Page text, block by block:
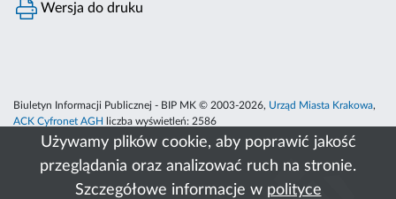
Używamy plików cookie, aby poprawić jakość
przeglądania oraz analizować ruch na stronie.
Szczegółowe informacje w polityce
Wersja do druku
Biuletyn Informacji Publicznej - BIP MK © 2003-2026, Urząd Miasta Krakowa,
ACK Cyfronet AGH
liczba wyświetleń: 2586